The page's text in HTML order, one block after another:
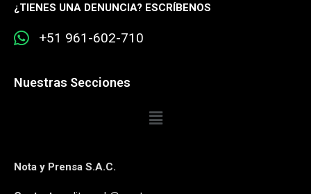
¿TIENES UNA DENUNCIA? ESCRÍBENOS
+51 961-602-710
Nuestras Secciones
Nota y Prensa S.A.C.